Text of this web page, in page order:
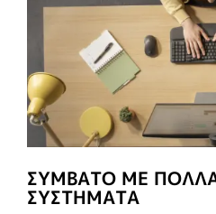
ΣΥΜΒΑΤΌ ΜΕ ΠΟΛΛΆ
ΣΥΣΤΉΜΑΤΑ